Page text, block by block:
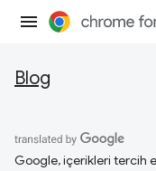
Blog
Google, içerikleri tercih